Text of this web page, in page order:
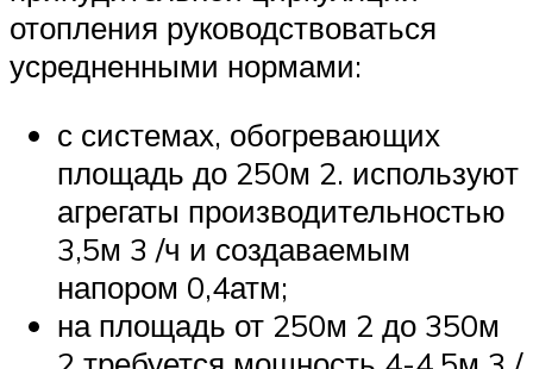
отопления руководствоваться
усредненными нормами:
с системах, обогревающих
площадь до 250м 2. используют
агрегаты производительностью
3,5м 3 /ч и создаваемым
напором 0,4атм;
на площадь от 250м 2 до 350м